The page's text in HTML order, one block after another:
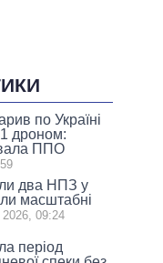
по Україні
дроном:
ППО
два НПЗ у
масштабні
09:24
період